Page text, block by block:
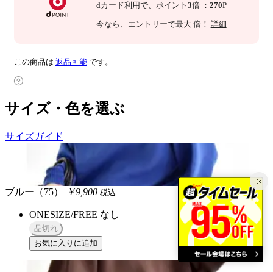
dカード利用で、 ポイント 3倍 ： 270P
今なら 、エントリーで最大 倍！ 詳細
この商品は 返品可能 です。
サイズ・色を選ぶ
サイズガイド
ブルー（75） ￥9,900 税込
ONESIZE/FREE なし
品切れ
お気に入りに追加